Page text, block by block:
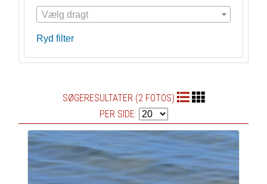
Vælg dragt
Ryd filter
SØGERESULTATER (2 FOTOS)
PER SIDE: